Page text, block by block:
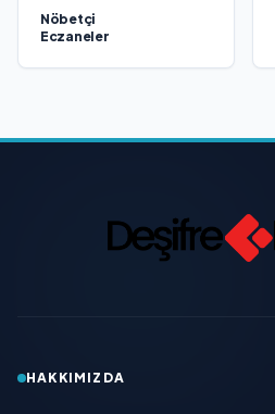
Nöbetçi
Eczaneler
HAKKIMIZDA